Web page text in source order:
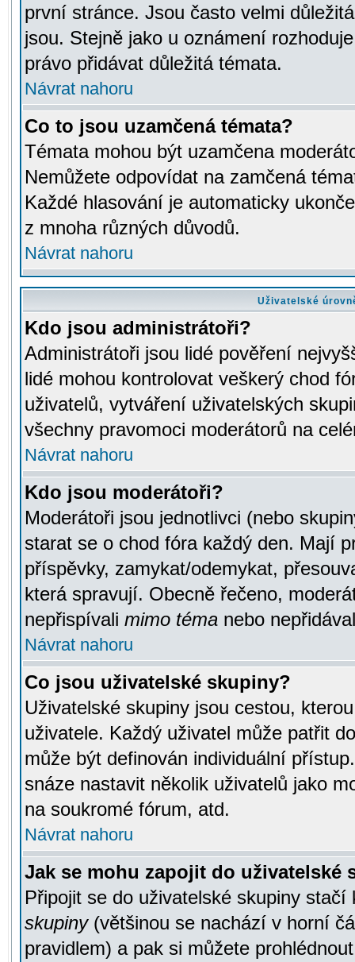
první stránce. Jsou často velmi
jsou. Stejně jako u oznámení
právo přidávat důležitá témata.
Návrat nahoru
Co to jsou uzamčená témata?
Témata mohou být uzamčena
Nemůžete odpovídat na zamčená
Každé hlasování je automaticky
z mnoha různých důvodů.
Návrat nahoru
Uživatelské
Kdo jsou administrátoři?
Administrátoři jsou lidé pověření
lidé mohou kontrolovat veškerý chod
uživatelů, vytváření uživatelských
všechny pravomoci moderátorů na
Návrat nahoru
Kdo jsou moderátoři?
Moderátoři jsou jednotlivci (nebo
starat se o chod fóra každý den. Mají
příspěvky, zamykat/odemykat,
která spravují. Obecně řečeno,
nepřispívali mimo téma nebo
Návrat nahoru
Co jsou uživatelské skupiny?
Uživatelské skupiny jsou cestou,
uživatele. Každý uživatel může patřit
může být definován individuální
snáze nastavit několik uživatelů jako
na soukromé fórum, atd.
Návrat nahoru
Jak se mohu zapojit do uživatelské
Připojit se do uživatelské skupiny
skupiny(většinou se nachází v horní
pravidlem) a pak si můžete